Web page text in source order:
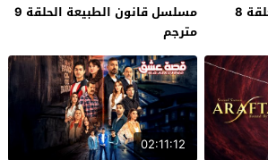
مسلسل حب محتمل الحلقة 8
مسلسل قانون الطبيعة الحلقة 9
مترجم
02:11:12